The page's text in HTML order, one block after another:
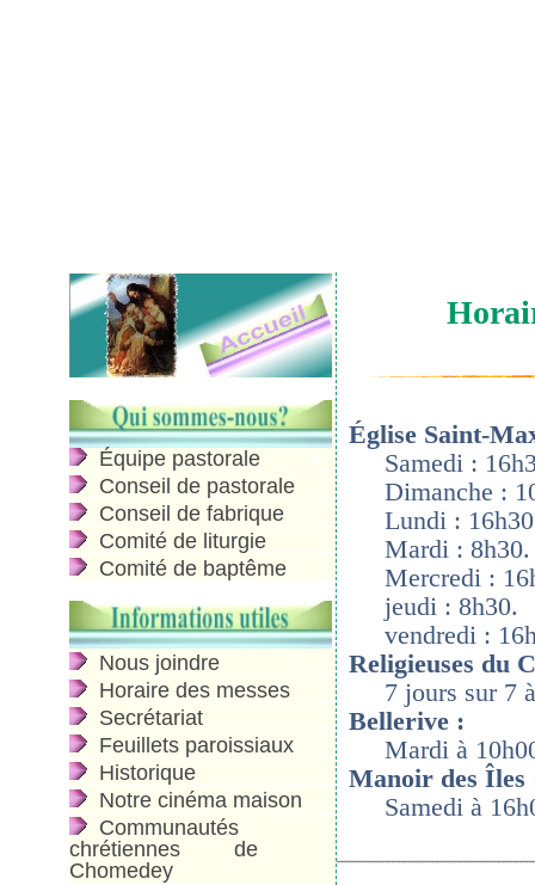
Équipe pastorale
Conseil de pastorale
Conseil de fabrique
Comité de liturgie
Comité de baptême
Nous joindre
Horaire des messes
Secrétariat
Feuillets paroissiaux
Historique
Notre cinéma maison
Communautés
chrétiennes de
Chomedey
Église Saint-
Samedi :
Dimanche :
Lundi :
Mardi : 8h30.
Mercredi :
jeudi : 8h30.
vendredi :
Religieuses du
7 jours sur 7
Bellerive :
Mardi à
Manoir des Îles
Samedi à